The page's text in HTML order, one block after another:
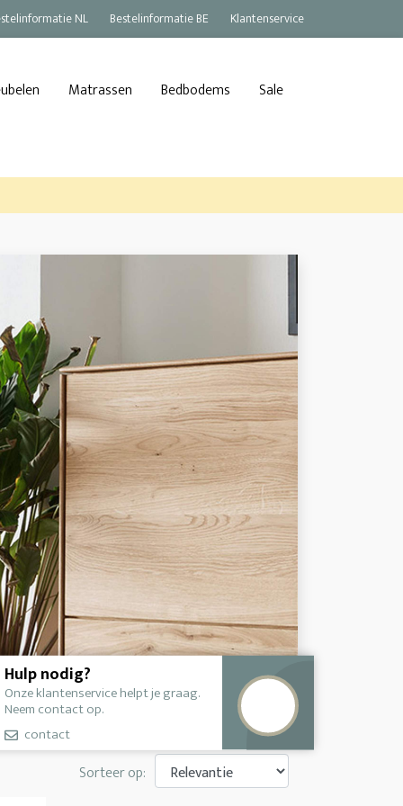
NL Bestelinformatie BE Klantenservice
Matrassen Bedbodems Sale
Hulp nodig?
Onze klantenservice helpt je graag.
Neem contact op.
contact
Sorteer op: